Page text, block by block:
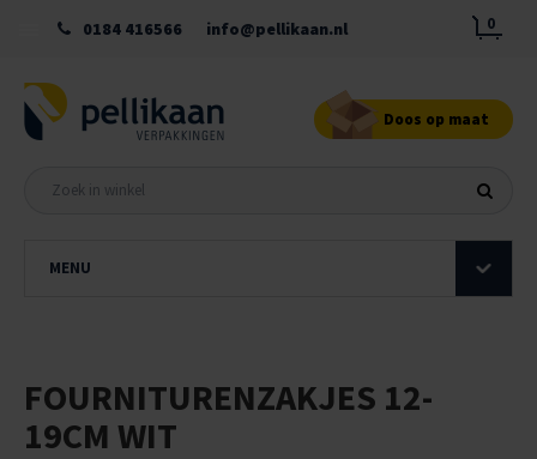
0184 416566 info@pellikaan.nl 0
Doos op maat
MENU
FOURNITURENZAKJES 12-
19CM WIT